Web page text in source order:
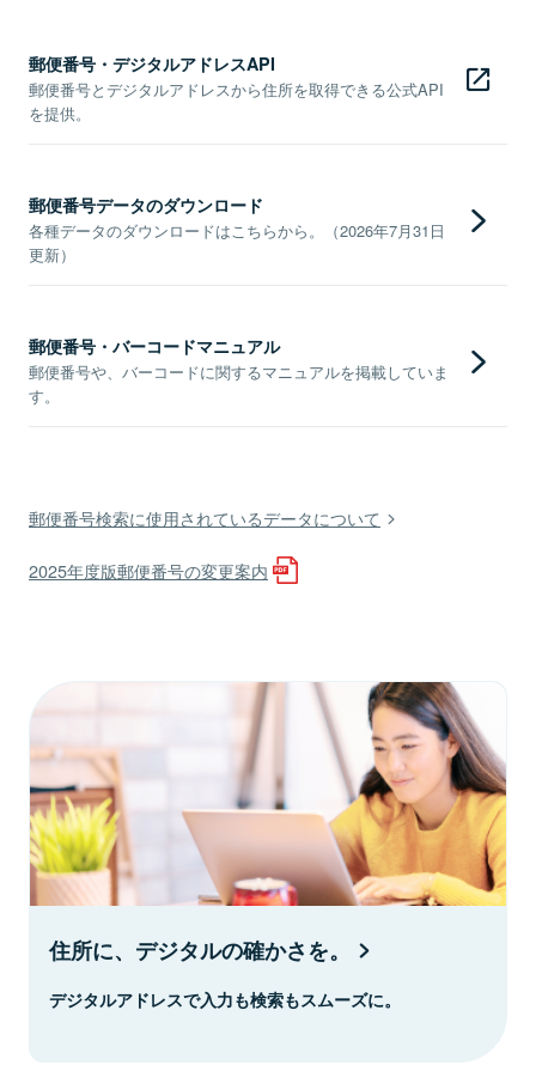
郵便番号・デジタルアドレスAPI
郵便番号とデジタルアドレスから住所を取得できる公式API
を提供。
郵便番号データのダウンロード
各種データのダウンロードはこちらから。（2026年7月31日
更新）
郵便番号・バーコードマニュアル
郵便番号や、バーコードに関するマニュアルを掲載していま
す。
郵便番号検索に使用されているデータについて
2025年度版郵便番号の変更案内
住所に、デジタルの確かさを。
デジタルアドレスで入力も検索もスムーズに。